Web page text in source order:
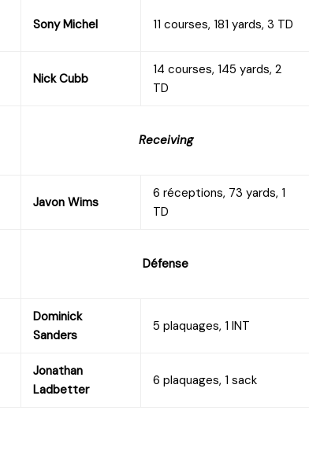
Sony Michel 11 courses, 181 yards, 3 TD
Nick Cubb
14 courses, 145 yards, 2
TD
Receiving
Javon Wims
6 réceptions, 73 yards, 1
TD
Défense
Dominick
Sanders
5 plaquages, 1 INT
Jonathan
Ladbetter
6 plaquages, 1 sack